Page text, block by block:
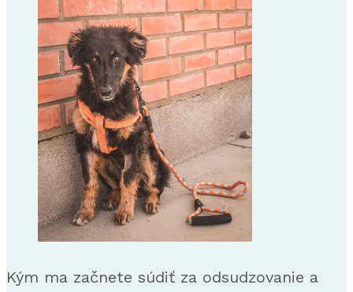
Kým ma začnete súdiť za odsudzovanie a